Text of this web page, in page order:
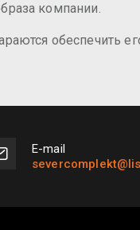
компании.
обеспечить
Е-mail